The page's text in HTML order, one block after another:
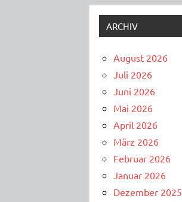
ARCHIV
August 2026
Juli 2026
Juni 2026
Mai 2026
April 2026
März 2026
Februar 2026
Januar 2026
Dezember 2025